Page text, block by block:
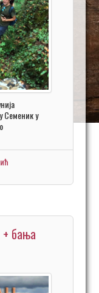
Семеник у
бања